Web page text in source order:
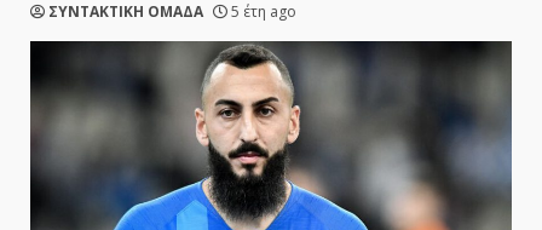
ΣΥΝΤΑΚΤΙΚΗ ΟΜΑΔΑ 5 έτη ago